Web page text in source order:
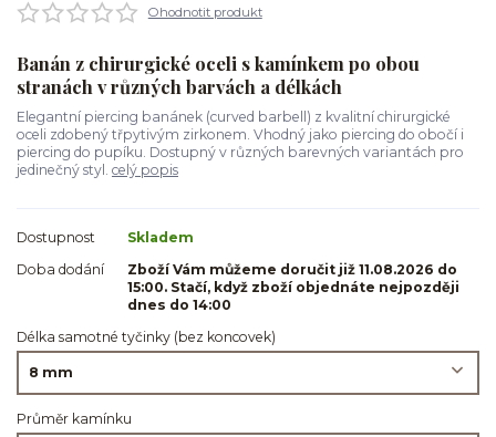
Ohodnotit produkt
Banán z chirurgické oceli s kamínkem po obou
stranách v různých barvách a délkách
Elegantní piercing banánek (curved barbell) z kvalitní chirurgické
oceli zdobený třpytivým zirkonem. Vhodný jako piercing do obočí i
piercing do pupíku. Dostupný v různých barevných variantách pro
jedinečný styl. celý popis
Dostupnost
Skladem
Doba dodání
Zboží Vám můžeme doručit již 11.08.2026 do
15:00. Stačí, když zboží objednáte nejpozději
dnes do 14:00
Délka samotné tyčinky (bez koncovek)
Průměr kamínku